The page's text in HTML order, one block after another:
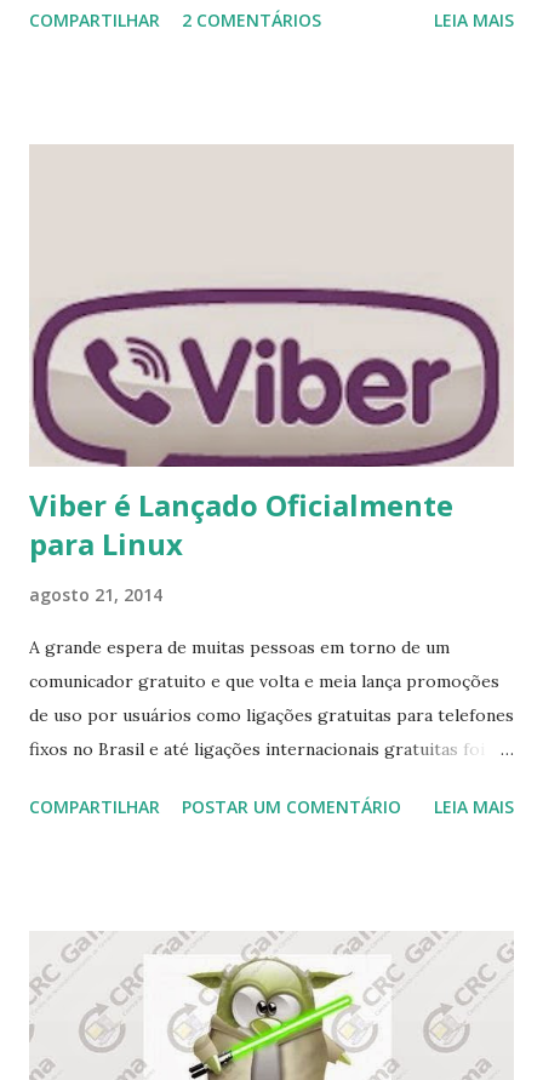
seguida Torvalds complementou: o desafio no desktop não
COMPARTILHAR 2 COMENTÁRIOS LEIA MAIS
Viber é Lançado Oficialmente
para Linux
agosto 21, 2014
A grande espera de muitas pessoas em torno de um
comunicador gratuito e que volta e meia lança promoções
de uso por usuários como ligações gratuitas para telefones
fixos no Brasil e até ligações internacionais gratuitas foi
está disponível apenas para derivados do Debian, o pacote
COMPARTILHAR POSTAR UM COMENTÁRIO LEIA MAIS